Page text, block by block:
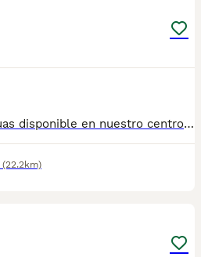
Cachorro de Perro de Aguas disponible en nuestro centro canino de BARCELONA!!. El precio del cachorro es fijo sin “desde” ni cambios de última hora. FACTURA con IVA incluido, cartilla veterinaria y contrato, sin sorpresas. El cachorro se entrega con todas las vacunas correspondientes a su edad al día, desparasitado, con microchip y respaldado por una garantía vírica y genética por escrito. No ofrecemos envíos, pero estamos disponibles para responder tus preguntas y enviarte más fotografías o vídeos a través de WhatsApp o bien llamada telefónica al 610318857. Ven a visitarlo sin compromiso a nuestro centro canino de Barcelona !! Raza PDAE o Turco Andaluz.
(22.2km)